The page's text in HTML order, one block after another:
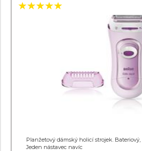
Planžetový dámský holicí strojek.
Jeden nástavec navíc